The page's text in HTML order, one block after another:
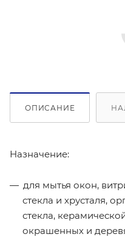
ОПИСАНИЕ
Назначение:
для мытья окон,
стекла и хрусталя,
стекла,
окрашенных и